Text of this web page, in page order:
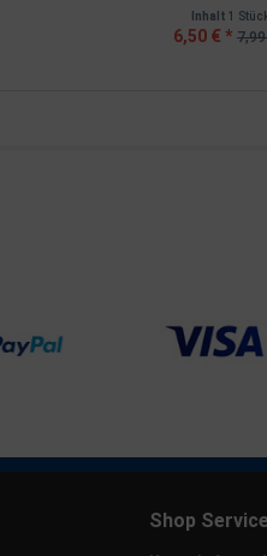
Inhalt 1
6,50 € *
Shop Service